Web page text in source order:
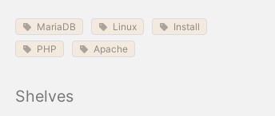
MariaDB Linux
Install
PHP
Apache
Shelves